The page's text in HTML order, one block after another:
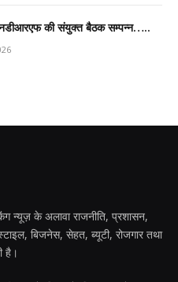
की संयुक्त बैठक सम्पन्न…..
न्यूज़ के अलावा राजनीति, प्रशासन,
बिजनेस, सेहत, ब्यूटी, रोजगार तथा
है।